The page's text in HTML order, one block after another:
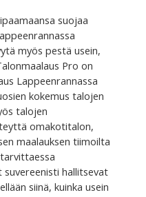
suojaa
myös pestä usein,
Pro on
Lappeenrannassa
kokemus talojen
talojen
omakotitalon,
maalauksen tiimoilta
suvereenisti hallitsevat
siinä, kuinka usein